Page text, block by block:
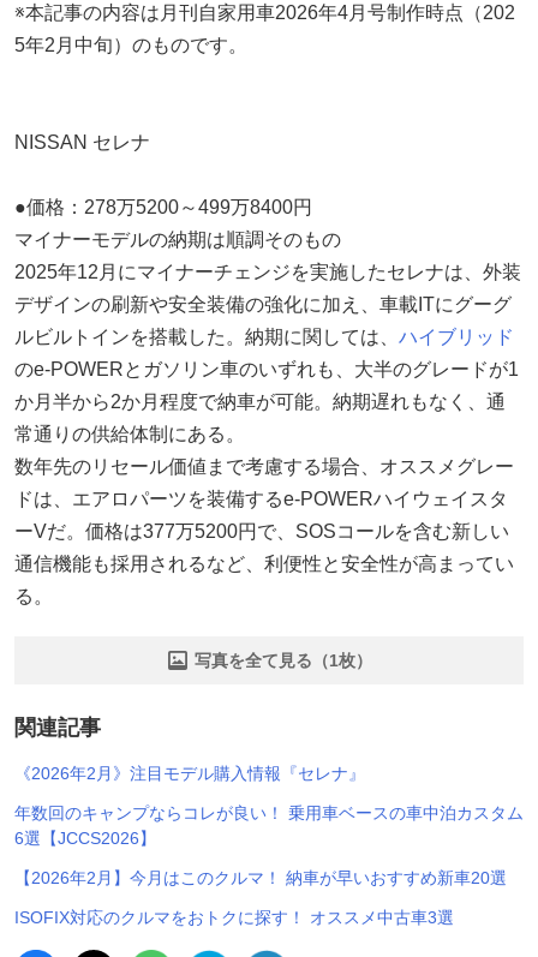
※本記事の内容は月刊自家用車2026年4月号制作時点（202
5年2月中旬）のものです。
NISSAN セレナ
●価格：278万5200～499万8400円
マイナーモデルの納期は順調そのもの
2025年12月にマイナーチェンジを実施したセレナは、外装
デザインの刷新や安全装備の強化に加え、車載ITにグーグ
ルビルトインを搭載した。納期に関しては、 ハイブリッド
のe-POWERとガソリン車のいずれも、大半のグレードが1
か月半から2か月程度で納車が可能。納期遅れもなく、通
常通りの供給体制にある。
数年先のリセール価値まで考慮する場合、オススメグレー
ドは、エアロパーツを装備するe-POWERハイウェイスタ
ーVだ。価格は377万5200円で、SOSコールを含む新しい
通信機能も採用されるなど、利便性と安全性が高まってい
る。
写真を全て見る（1枚）
関連記事
《2026年2月》注目モデル購入情報『セレナ』
年数回のキャンプならコレが良い！ 乗用車ベースの車中泊カスタム
6選【JCCS2026】
【2026年2月】今月はこのクルマ！ 納車が早いおすすめ新車20選
ISOFIX対応のクルマをおトクに探す！ オススメ中古車3選